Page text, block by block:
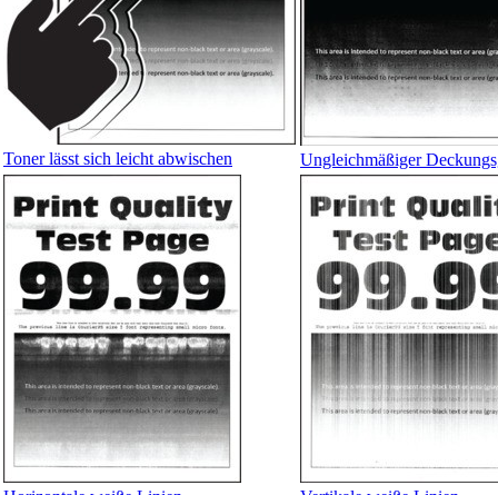
Toner lässt sich leicht abwischen Ungleichmäßiger